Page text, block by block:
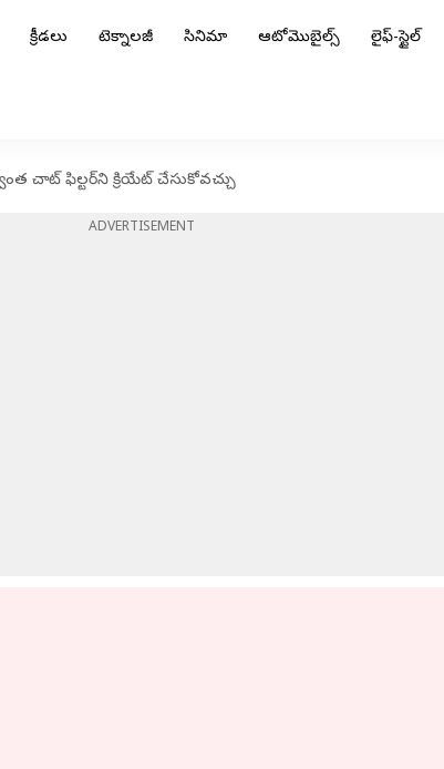
క్రీడలు టెక్నాలజీ సినిమా ఆటోమొబైల్స్ లైఫ్-స్టైల్
చాట్ ఫిల్టర్‌ని క్రియేట్ చేసుకోవచ్చు
ADVERTISEMENT